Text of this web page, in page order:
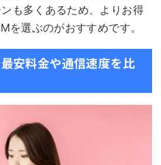
も多くあるため、よりお得
を選ぶのがおすすめです。
安料金や通信速度を比